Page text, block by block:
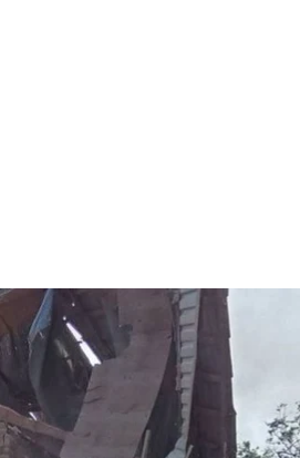
11 червня 2026 року
ОВА
три райони
Ганжа.
Нікополь, а також